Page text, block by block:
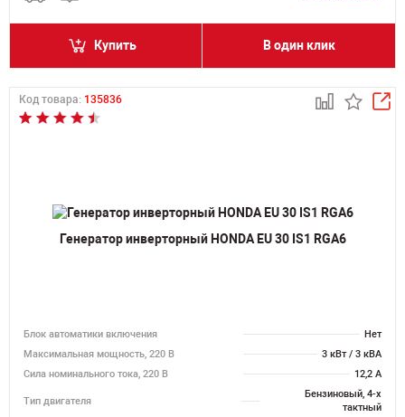
Купить В один клик
Код товара: 135836
Генератор инверторный HONDA EU 30 IS1 RGA6
Блок автоматики включения
Нет
Максимальная мощность, 220 В
3 кВт / 3 кВА
Сила номинального тока, 220 В
12,2 А
Тип двигателя
Бензиновый, 4-х
тактный